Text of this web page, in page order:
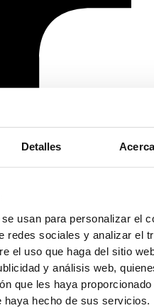
Detalles
usan para personalizar el
redes sociales y analizar el
el uso que haga del sitio
y análisis web,
que les haya
haya hecho de sus servicios.